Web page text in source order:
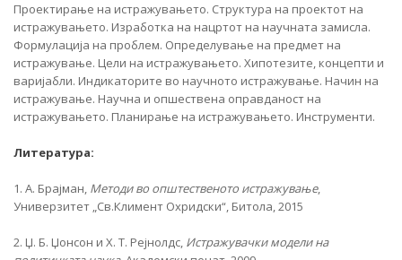
Проектирање на истражувањето. Структура на проектот на
истражувањето. Изработка на нацртот на научната замисла.
Формулација на проблем. Определување на предмет на
истражување. Цели на истражувањето. Хипотезите, концепти и
варијабли. Индикаторите во научното истражување. Начин на
истражување. Научна и опшествена оправданост на
истражувањето. Планирање на истражувањето. Инструменти.
Литература:
1. А. Брајман, Методи во општественото истражување,
Универзитет „Св.Климент Охридски“, Битола, 2015
2. Џ. Б. Џонсон и Х. Т. Рејнолдс, Истражувачки модели на